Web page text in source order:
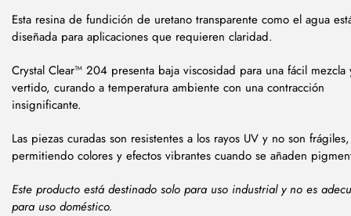
Esta resina de fundición de uretano transparente como el agua
diseñada para aplicaciones que requieren claridad.
Crystal Clear™ 204 presenta baja viscosidad para una fácil mezcla
vertido, curando a temperatura ambiente con una contracción
insignificante.
Las piezas curadas son resistentes a los rayos UV y no son frágiles,
permitiendo colores y efectos vibrantes cuando se añaden
Este producto está destinado solo para uso industrial y no es
para uso doméstico.